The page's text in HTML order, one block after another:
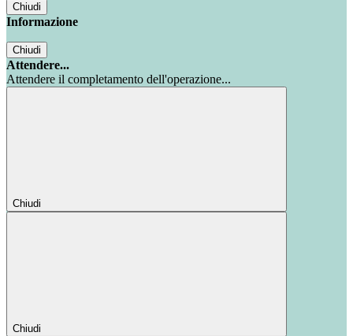
Chiudi
Informazione
Chiudi
Attendere...
Attendere il completamento dell'operazione...
Chiudi
Chiudi